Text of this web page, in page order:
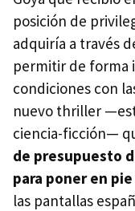
posición de
adquiría a través
permitir de forma
condiciones con
nuevo thriller
ciencia-ficción—
de presupuesto
para poner en
las pantallas